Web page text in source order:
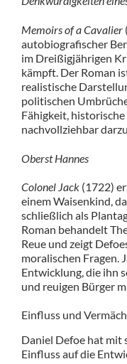
Memoirs of a Cavalier
autobiografischer
im Dreißigjährigen
kämpft. Der Roman
realistische
politischen
Fähigkeit,
nachvollziehbar
Oberst Hannes
Colonel Jack(1722)
einem Waisenkind,
schließlich als
Roman behandelt
Reue und zeigt
moralischen Fragen.
Entwicklung, die ihn
und reuigen Bürger
Einfluss und
Daniel Defoe hat mit
Einfluss auf die